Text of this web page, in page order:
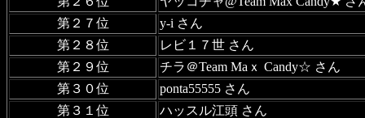
第２７位
y-i さん
第２８位
レビ１７世 さん
第２９位
チラ＠Team Maｘ Candy☆ さん
第３０位
ponta55555 さん
第３１位
ハッスル江頭 さん